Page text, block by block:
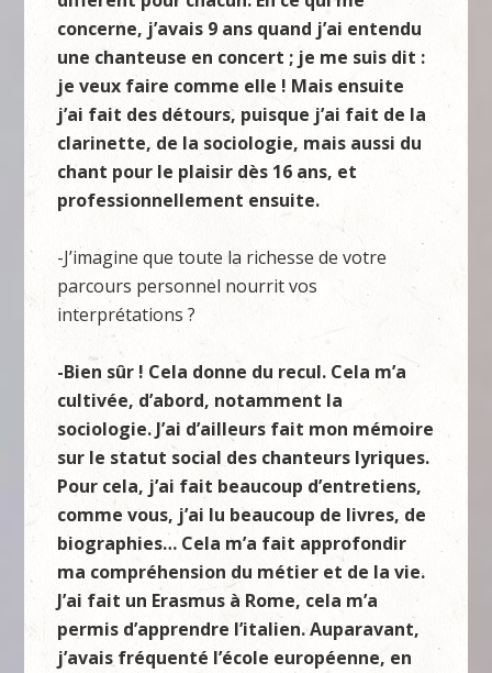
concerne, j’avais 9 ans quand j’ai entendu
une chanteuse en concert ; je me suis dit :
je veux faire comme elle ! Mais ensuite
j’ai fait des détours, puisque j’ai fait de la
clarinette, de la sociologie, mais aussi du
chant pour le plaisir dès 16 ans, et
professionnellement ensuite.
-J’imagine que toute la richesse de votre
parcours personnel nourrit vos
interprétations ?
-Bien sûr ! Cela donne du recul. Cela m’a
cultivée, d’abord, notamment la
sociologie. J’ai d’ailleurs fait mon mémoire
sur le statut social des chanteurs lyriques.
Pour cela, j’ai fait beaucoup d’entretiens,
comme vous, j’ai lu beaucoup de livres, de
biographies… Cela m’a fait approfondir
ma compréhension du métier et de la vie.
J’ai fait un Erasmus à Rome, cela m’a
permis d’apprendre l’italien. Auparavant,
j’avais fréquenté l’école européenne, en